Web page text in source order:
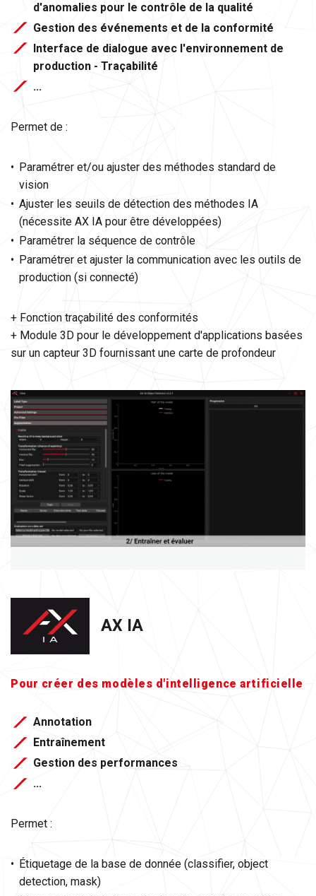
d'anomalies pour le contrôle de la qualité
Gestion des événements et de la conformité
Interface de dialogue avec l'environnement de
production - Traçabilité
​​​​​​​...
Permet de :
Paramétrer et/ou ajuster des méthodes standard de
vision
Ajuster les seuils de détection des méthodes IA
(nécessite AX IA pour être développées)
Paramétrer la séquence de contrôle
Paramétrer et ajuster la communication avec les outils de
production (si connecté)
+ Fonction traçabilité des conformités
+ Module 3D pour le développement d'applications basées
sur un capteur 3D fournissant une carte de profondeur
AX IA
Pour créer des modèles d'intelligence artificielle
Annotation
Entraînement
Gestion des performances
​​​​​​​...
Permet :
Étiquetage de la base de donnée (classifier, object
detection, mask)